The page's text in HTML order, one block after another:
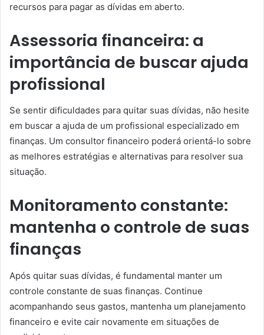
recursos para pagar as dívidas em aberto.
Assessoria financeira: a
importância de buscar ajuda
profissional
Se sentir dificuldades para quitar suas dívidas, não hesite
em buscar a ajuda de um profissional especializado em
finanças. Um consultor financeiro poderá orientá-lo sobre
as melhores estratégias e alternativas para resolver sua
situação.
Monitoramento constante:
mantenha o controle de suas
finanças
Após quitar suas dívidas, é fundamental manter um
controle constante de suas finanças. Continue
acompanhando seus gastos, mantenha um planejamento
financeiro e evite cair novamente em situações de